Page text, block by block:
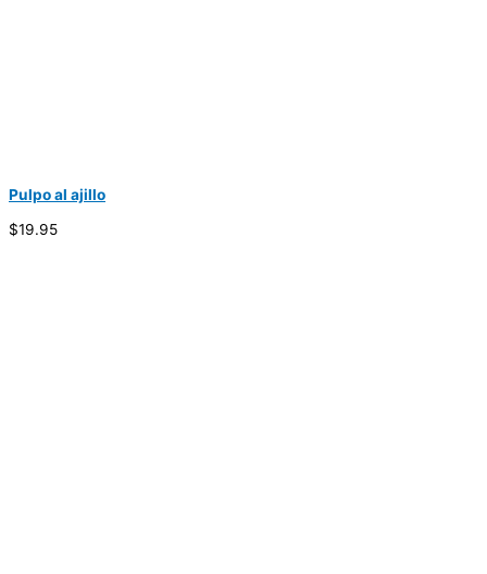
Pulpo al ajillo
$19.95